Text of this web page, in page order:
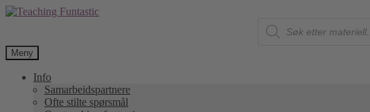
Hopp
Hopp
Products
search
Meny
Info
Samarbeidspartnere
Ofte stilte spørsmål